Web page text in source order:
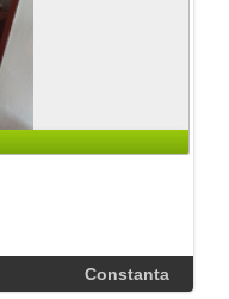
Constanta